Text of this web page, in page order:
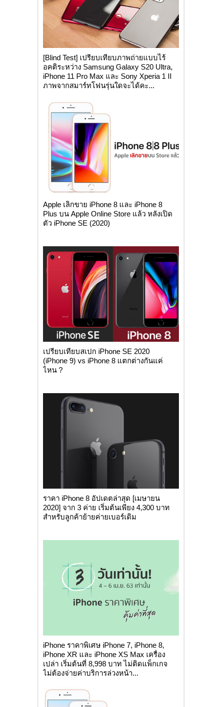
[Blind Test] เปรียบเทียบภาพถ่ายแบบไร้
อคติระหว่าง Samsung Galaxy S20 Ultra,
iPhone 11 Pro Max และ Sony Xperia 1 II
ภาพจากสมาร์ทโฟนรุ่นใดจะได้คะ...
Apple เลิกขาย iPhone 8 และ iPhone 8
Plus บน Apple Online Store แล้ว หลังเปิด
ตัว iPhone SE (2020)
เปรียบเทียบสเปก iPhone SE 2020
(iPhone 9) vs iPhone 8 แตกต่างกันแค่
ไหน ?
ราคา iPhone 8 อัปเดตล่าสุด [เมษายน
2020] จาก 3 ค่าย เริ่มต้นเพียง 4,300 บาท
สำหรับลูกค้าย้ายค่ายเบอร์เดิม
iPhone ราคาพิเศษ iPhone 7, iPhone 8,
iPhone XR และ iPhone XS Max เครื่อง
เปล่า เริ่มต้นที่ 8,998 บาท ไม่ติดแพ็กเกจ
ไม่ต้องจ่ายค่าบริการล่วงหน้า...